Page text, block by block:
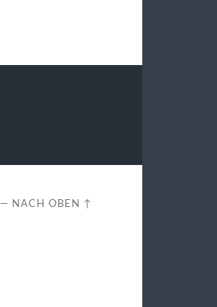
— NACH OBEN ↑